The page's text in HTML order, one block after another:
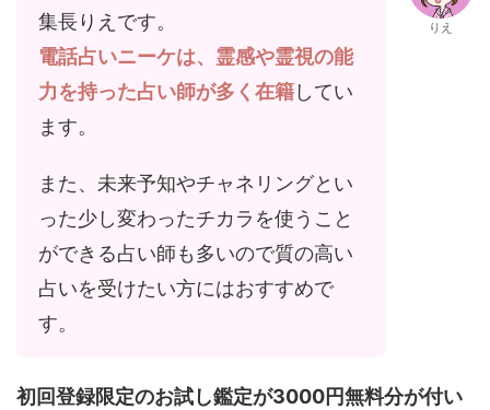
集長りえです。
電話占いニーケは、霊感や霊視の能
力を持った占い師が多く在籍してい
ます。
また、未来予知やチャネリングとい
った少し変わったチカラを使うこと
ができる占い師も多いので質の高い
占いを受けたい方にはおすすめで
す。
りえ
初回登録限定のお試し鑑定が3000円無料分が付い